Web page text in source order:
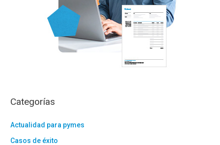
Categorías
Actualidad para pymes
Casos de éxito